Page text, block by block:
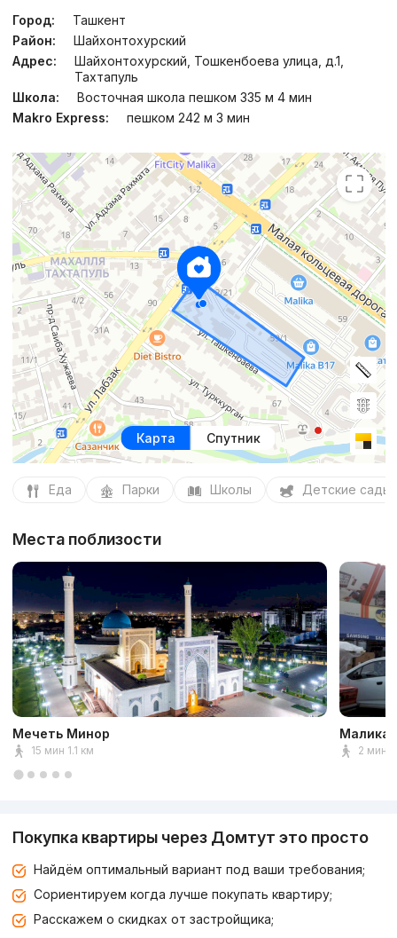
Город:
Ташкент
Район:
Шайхонтохурский
Адрес:
Шайхонтохурский, Тошкенбоева улица, д.1,
Тахтапуль
Школа:
Восточная школа пешком 335 м 4 мин
Makro Express:
пешком 242 м 3 мин
Карта Спутник
Еда Парки Школы Детские сады
Места поблизости
Мечеть Минор
15 мин 1.1 км
Малика
2 мин
Покупка квартиры через Домтут это просто
Найдём оптимальный вариант под ваши требования;
Сориентируем когда лучше покупать квартиру;
Расскажем о скидках от застройщика;